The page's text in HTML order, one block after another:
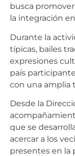
busca
la integración
Durante la
típicas, bailes
expresiones
país
con una amplia
Desde la
que se
acercar a los
presentes en la